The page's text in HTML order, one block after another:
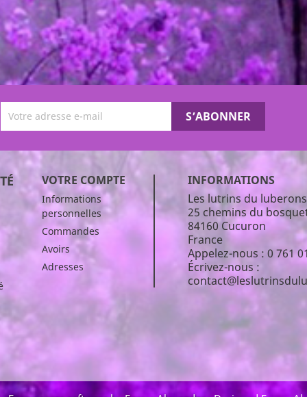
VOTRE COMPTE
Informations
personnelles
Commandes
Avoirs
Adresses
INFORMATIONS
Les lutrins du luberons
25 chemins du
84160 Cucuron
France
Appelez-nous : 0 761
Écrivez-nous :